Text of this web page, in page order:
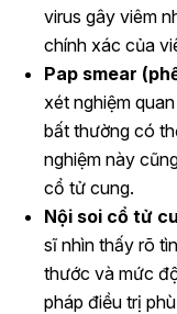
virus gây viêm
chính xác của
Pap smear
xét nghiệm
bất thường có
nghiệm này
cổ tử cung.
Nội soi cổ tử
sĩ nhìn thấy rõ
thước và mức
pháp điều trị